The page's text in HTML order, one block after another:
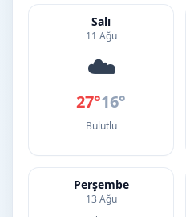
Salı
11 Ağu
☁️
27°16°
Bulutlu
Perşembe
13 Ağu